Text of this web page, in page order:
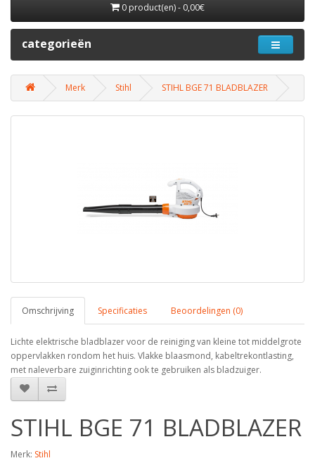
0 product(en) - 0,00€
categorieën
Merk Stihl STIHL BGE 71 BLADBLAZER
Omschrijving Specificaties Beoordelingen (0)
Lichte elektrische bladblazer voor de reiniging van kleine tot middelgrote
oppervlakken rondom het huis. Vlakke blaasmond, kabeltrekontlasting,
met naleverbare zuiginrichting ook te gebruiken als bladzuiger.
STIHL BGE 71 BLADBLAZER
Merk: Stihl